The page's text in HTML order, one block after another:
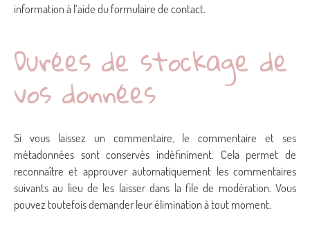
information à l’aide du formulaire de contact.
Durées de stockage de
vos données
Si vous laissez un commentaire, le commentaire et ses
métadonnées sont conservés indéfiniment. Cela permet de
reconnaître et approuver automatiquement les commentaires
suivants au lieu de les laisser dans la file de modération. Vous
pouvez toutefois demander leur élimination à tout moment.